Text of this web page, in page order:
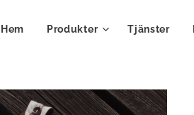
Hem Produkter Tjänster